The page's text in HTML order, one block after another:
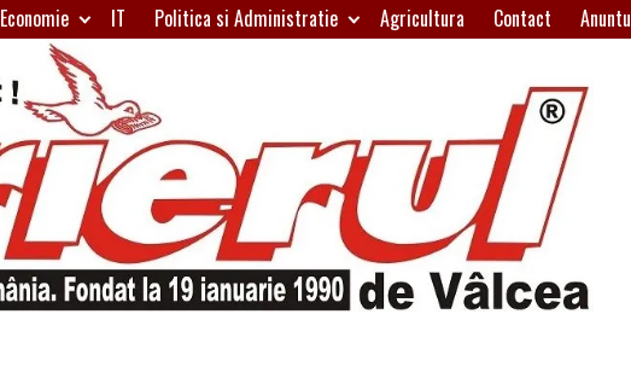
Economie IT Politica si Administratie Agricultura Contact